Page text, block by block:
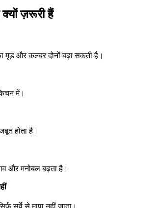
ज़रूरी हैं
मूड और कल्चर दोनों बढ़ा सकती है।
में।
होता है।
और मनोबल बढ़ता है।